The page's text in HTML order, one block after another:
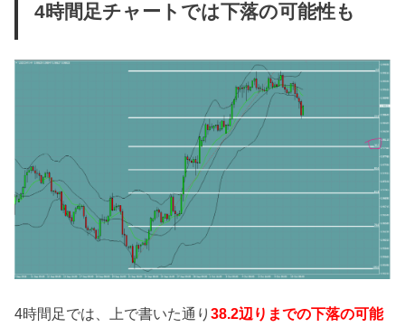
4時間足チャートでは下落の可能性も
4時間足では、上で書いた通り38.2辺りまでの下落の可能